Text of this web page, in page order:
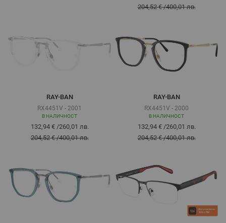
204,52 €/400,01 лв.
RAY-BAN
RX4451V - 2001
В НАЛИЧНОСТ
132,94 €/260,01 лв.
204,52 €/400,01 лв.
RAY-BAN
RX4451V - 2000
В НАЛИЧНОСТ
132,94 €/260,01 лв.
204,52 €/400,01 лв.